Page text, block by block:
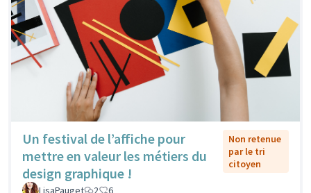
Un festival de l’affiche pour
mettre en valeur les métiers du
design graphique !
Non retenue
par le tri
citoyen
LisaPauget 2 6